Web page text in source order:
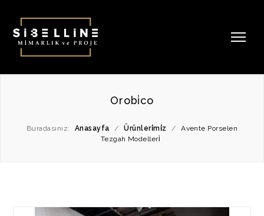
Orobi̇co
Buradasınız: Anasayfa / Ürünleri̇mi̇z /
Avente Porselen
Tezgah Modelleri̇